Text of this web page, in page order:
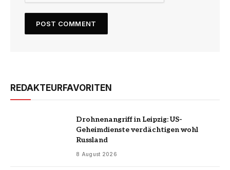
REDAKTEURFAVORITEN
Drohnenangriff in Leipzig: US-
Geheimdienste verdächtigen wohl
Russland
8 August 2026